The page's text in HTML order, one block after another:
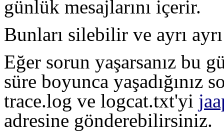
günlük mesajlarını içerir.
Bunları silebilir ve ayrı
Eğer sorun yaşarsanız bu
süre boyunca yaşadığınız
trace.log ve logcat.txt'yi
adresine gönderebilirsiniz.